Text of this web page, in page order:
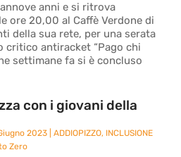
anni e si ritrova
ore 20,00 al Caffè Verdone di
della sua rete, per una serata
critico antiracket “Pago chi
settimane fa si è concluso
con i giovani della
2023 |ADDIOPIZZO, INCLUSIONE
Zero